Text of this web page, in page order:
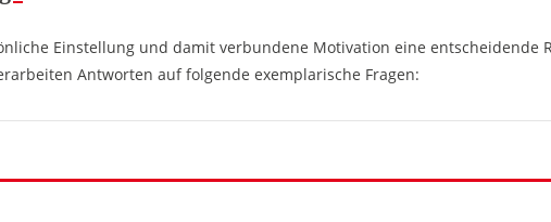
Einstellung und damit verbundene Motivation eine entscheidende
Antworten auf folgende exemplarische Fragen: